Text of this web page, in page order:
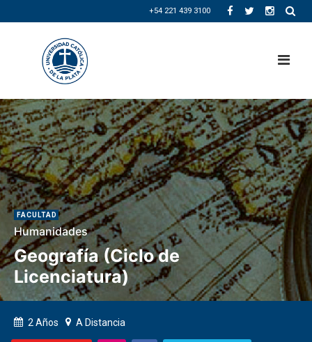
+54 221 439 3100
FACULTAD
Humanidades
Geografía (Ciclo de
Licenciatura)
2 Años A Distancia